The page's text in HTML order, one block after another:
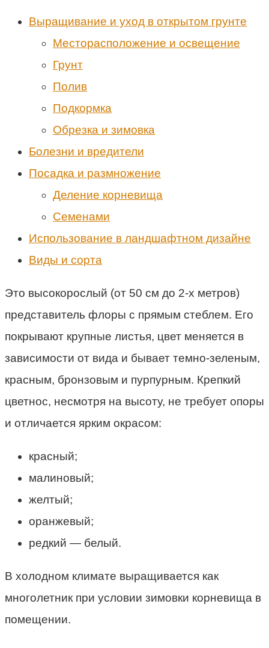
Выращивание и уход в открытом грунте
Месторасположение и освещение
Грунт
Полив
Подкормка
Обрезка и зимовка
Болезни и вредители
Посадка и размножение
Деление корневища
Семенами
Использование в ландшафтном дизайне
Виды и сорта
Это высокорослый (от 50 см до 2-х метров)
представитель флоры с прямым стеблем. Его
покрывают крупные листья, цвет меняется в
зависимости от вида и бывает темно-зеленым,
красным, бронзовым и пурпурным. Крепкий
цветнос, несмотря на высоту, не требует опоры
и отличается ярким окрасом:
красный;
малиновый;
желтый;
оранжевый;
редкий — белый.
В холодном климате выращивается как
многолетник при условии зимовки корневища в
помещении.